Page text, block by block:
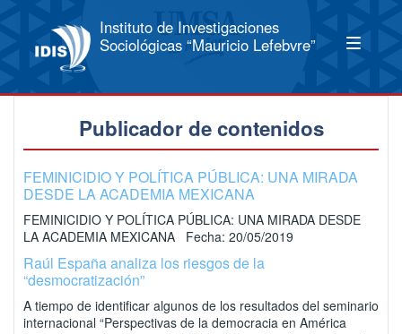
Instituto de Investigaciones
Sociológicas “Mauricio Lefebvre”
Publicador de contenidos
FEMINICIDIO Y POLÍTICA PÚBLICA: UNA MIRADA
DESDE LA ACADEMIA MEXICANA
FEMINICIDIO Y POLÍTICA PÚBLICA: UNA MIRADA DESDE
LA ACADEMIA MEXICANA Fecha: 20/05/2019
Raúl España analiza los riesgos de la
“desmocratización”
A tiempo de identificar algunos de los resultados del seminario
internacional “Perspectivas de la democracia en América